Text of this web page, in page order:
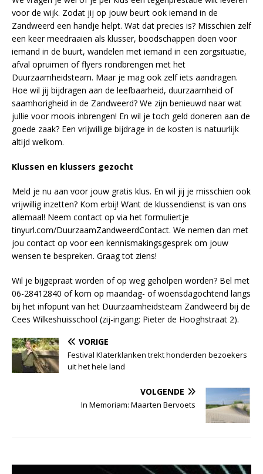
voor de wijk. Zodat jij op jouw beurt ook iemand in de
Zandweerd een handje helpt. Wat dat precies is? Misschien zelf
een keer meedraaien als klusser, boodschappen doen voor
iemand in de buurt, wandelen met iemand in een zorgsituatie,
afval opruimen of flyers rondbrengen met het
Duurzaamheidsteam. Maar je mag ook zelf iets aandragen.
Hoe wil jij bijdragen aan de leefbaarheid, duurzaamheid of
saamhorigheid in de Zandweerd? We zijn benieuwd naar wat
jullie voor moois inbrengen! En wil je toch geld doneren aan de
goede zaak? Een vrijwillige bijdrage in de kosten is natuurlijk
altijd welkom.
Klussen en klussers gezocht
Meld je nu aan voor jouw gratis klus. En wil jij je misschien ook
vrijwillig inzetten? Kom erbij! Want de klussendienst is van ons
allemaal! Neem contact op via het formuliertje
tinyurl.com/DuurzaamZandweerdContact. We nemen dan met
jou contact op voor een kennismakingsgesprek om jouw
wensen te bespreken. Graag tot ziens!
Wil je bijgepraat worden of op weg geholpen worden? Bel met
06-28412840 of kom op maandag- of woensdagochtend langs
bij het infopunt van het Duurzaamheidsteam Zandweerd bij de
Cees Wilkeshuisschool (zij-ingang: Pieter de Hooghstraat 2).
VORIGE
Festival Klaterklanken trekt honderden bezoekers
uit het hele land
VOLGENDE
In Memoriam: Maarten Bervoets